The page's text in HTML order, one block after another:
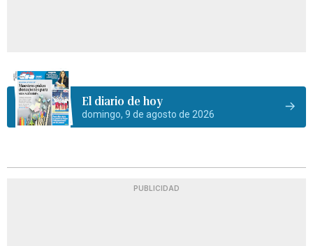
El diario de hoy
domingo, 9 de agosto de 2026
PUBLICIDAD